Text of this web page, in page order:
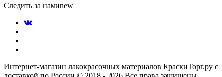
Следить за намиnew
Интернет-магазин лакокрасочных материалов КраскиТорг.ру с
доставкой по России © 2018 - 2026 Все права защищены